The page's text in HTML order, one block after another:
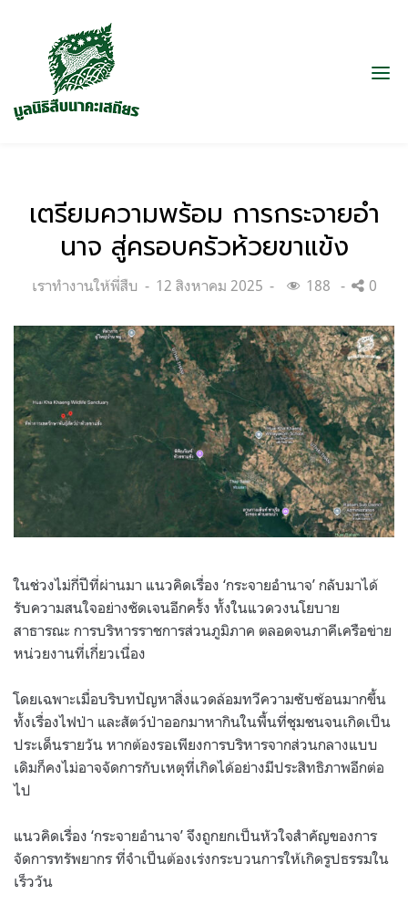
เตรียมความพร้อม การกระจายอำ
นาจ สู่ครอบครัวห้วยขาแข้ง
Categories:
เราทำงานให้พี่สืบ
Posted
12 สิงหาคม 2025 188 0
ในช่วงไม่กี่ปีที่ผ่านมา แนวคิดเรื่อง ‘กระจายอำนาจ’ กลับมาได้
รับความสนใจอย่างชัดเจนอีกครั้ง ทั้งในแวดวงนโยบาย
สาธารณะ การบริหารราชการส่วนภูมิภาค ตลอดจนภาคีเครือข่าย
หน่วยงานที่เกี่ยวเนื่อง
โดยเฉพาะเมื่อบริบทปัญหาสิ่งแวดล้อมทวีความซับซ้อนมากขึ้น
ทั้งเรื่องไฟป่า และสัตว์ป่าออกมาหากินในพื้นที่ชุมชนจนเกิดเป็น
ประเด็นรายวัน หากต้องรอเพียงการบริหารจากส่วนกลางแบบ
เดิมก็คงไม่อาจจัดการกับเหตุที่เกิดได้อย่างมีประสิทธิภาพอีกต่อ
ไป
แนวคิดเรื่อง ‘กระจายอำนาจ’ จึงถูกยกเป็นหัวใจสำคัญของการ
จัดการทรัพยากร ที่จำเป็นต้องเร่งกระบวนการให้เกิดรูปธรรมใน
เร็ววัน